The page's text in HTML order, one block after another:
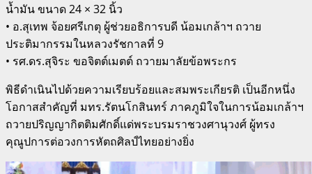
น้ำมัน ขนาด 24 × 32 นิ้ว
• อ.สุเทพ จ้อยศรีเกตุ ผู้ช่วยอธิการบดี น้อมเกล้าฯ ถวาย
ประติมากรรมในหลวงรัชกาลที่ 9
• รศ.ดร.สุจิระ ขอจิตต์เมตต์ ถวายมาลัยข้อพระกร
พิธีดำเนินไปด้วยความเรียบร้อยและสมพระเกียรติ เป็นอีกหนึ่ง
โอกาสสำคัญที่ มทร.รัตนโกสินทร์ ภาคภูมิใจในการน้อมเกล้าฯ
ถวายปริญญากิตติมศักดิ์แด่พระบรมราชวงศานุวงศ์ ผู้ทรง
คุณูปการต่อวงการหัตถศิลป์ไทยอย่างยิ่ง